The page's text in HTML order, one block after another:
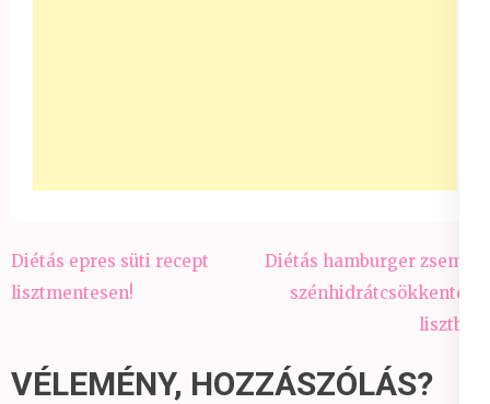
Bejegyzés
navigáció
Diétás epres süti recept
lisztmentesen!
Diétás hamburger zsemle
szénhidrátcsökkentett
lisztből
VÉLEMÉNY, HOZZÁSZÓLÁS?